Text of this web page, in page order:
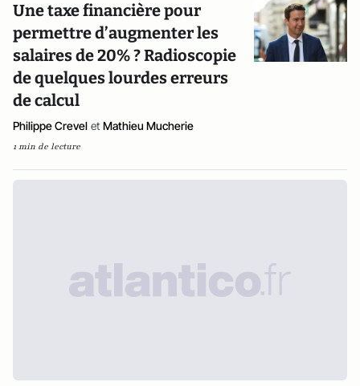
Une taxe financière pour
permettre d’augmenter les
salaires de 20% ? Radioscopie
de quelques lourdes erreurs
de calcul
Philippe Crevel et Mathieu Mucherie
1 min de lecture